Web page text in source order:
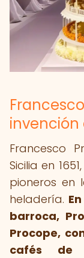
invención
Francesco
Sicilia en
pioneros en
heladería.
barroca,
Procope,
cafés de